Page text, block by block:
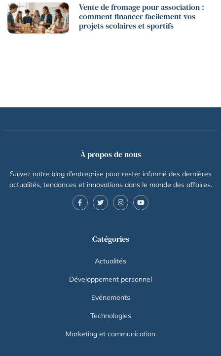
Vente de fromage pour association :
comment financer facilement vos
projets scolaires et sportifs
À propos de nous
Suivez notre blog d’entreprise pour rester informé des dernières
actualités, tendances et innovations dans le monde des affaires.
Catégories
Actualités
Développement personnel
Evénements
Technologies
Marketing et communication